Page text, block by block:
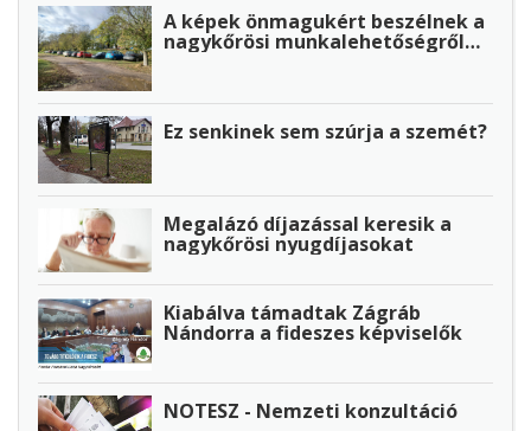
A képek önmagukért beszélnek a
nagykőrösi munkalehetőségről…
Ez senkinek sem szúrja a szemét?
Megalázó díjazással keresik a
nagykőrösi nyugdíjasokat
Kiabálva támadtak Zágráb
Nándorra a fideszes képviselők
NOTESZ - Nemzeti konzultáció